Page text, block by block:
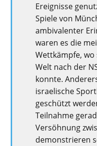
Ereignisse
Spiele von
ambivalenter
waren es die
Wettkämpfe,
Welt nach der
konnte.
israelische
geschützt
Teilnahme
Versöhnung
demonstrieren